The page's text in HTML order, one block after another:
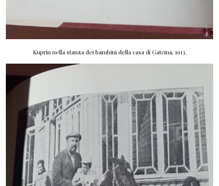
Kuprin nella stanza dei bambini della casa di Gatcina, 1913.